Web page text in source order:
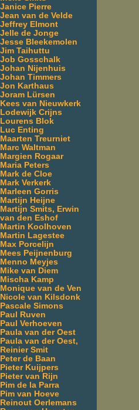
Janice Pierre
Jean van de Velde
Jeffrey Elmont
Jelle de Jonge
Jesse Bleekemolen
Jim Taihuttu
Job Gosschalk
Johan Nijenhuis
Johan Timmers
Jon Karthaus
Joram Lürsen
Kees van Nieuwkerk
Lodewijk Crijns
Lourens Blok
Luc Enting
Maarten Treurniet
Marc Waltman
Margien Rogaar
Maria Peters
Mark de Cloe
Mark Verkerk
Marleen Gorris
Martijn Heijne
Martijn Smits, Erwin
van den Eshof
Martin Koolhoven
Martin Lagestee
Max Porcelijn
Mees Peijnenburg
Menno Meyjes
Mike van Diem
Mischa Kamp
Monique van de Ven
Nicole van Kilsdonk
Pascale Simons
Paul Ruven
Paul Verhoeven
Paula van der Oest
Paula van der Oest,
Reinier Smit
Peter de Baan
Pieter Kuijpers
Pieter van Rijn
Pim de la Parra
Pim van Hoeve
Reinout Oerlemans